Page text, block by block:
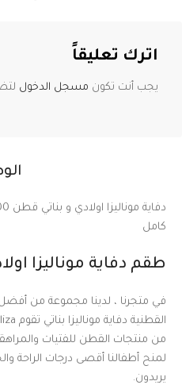
كامل
طقم دفاية موناليزا
في متجرنا ، لدينا مجموعة من
من منتجات القطن للفتيات
لمنح أطفالنا أقصى درجات الراحة
يريدون.
اترك تعليقاً
يجب أنت تكون مسجل الدخول